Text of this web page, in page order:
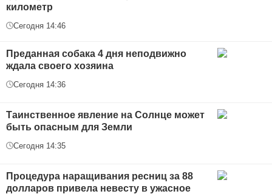
километр
Сегодня 14:46
Преданная собака 4 дня неподвижно
ждала своего хозяина
Сегодня 14:36
Таинственное явление на Солнце может
быть опасным для Земли
Сегодня 14:35
Процедура наращивания ресниц за 88
долларов привела невесту в ужасное